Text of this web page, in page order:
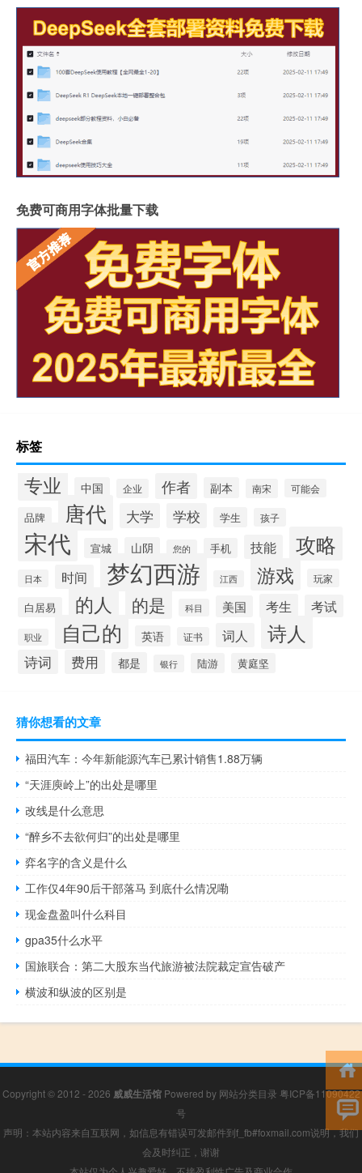
免费可商用字体批量下载
标签
专业 中国 企业 作者 副本 南宋 可能会
品牌 唐代 大学 学校 学生 孩子
宋代 宣城 山阴 您的 手机 技能 攻略
日本 时间 梦幻西游 江西 游戏 玩家
白居易 的人 的是 科目 美国 考生 考试
职业 自己的 英语 证书 词人 诗人
诗词 费用 都是 银行 陆游 黄庭坚
猜你想看的文章
福田汽车：今年新能源汽车已累计销售1.88万辆
“天涯庾岭上”的出处是哪里
改线是什么意思
“醉乡不去欲何归”的出处是哪里
弈名字的含义是什么
工作仅4年90后干部落马 到底什么情况嘞
现金盘盈叫什么科目
gpa35什么水平
国旅联合：第二大股东当代旅游被法院裁定宣告破产
横波和纵波的区别是
Copyright © 2012 - 2026 威威生活馆Powered by 网站分类目录 粤ICP备11090422
号
声明：本站内容来自互联网，如信息有错误可发邮件到f_fb#foxmail.com说明，我们
会及时纠正，谢谢